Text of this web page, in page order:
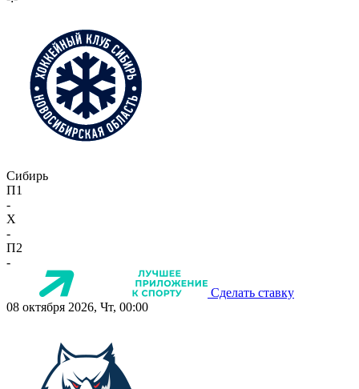
Сибирь
П1
-
X
-
П2
-
Сделать ставку
08 октября 2026, Чт, 00:00